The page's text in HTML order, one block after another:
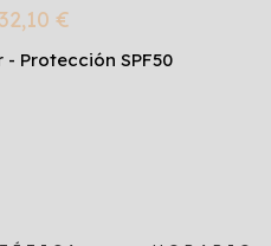
€
- Protección SPF50